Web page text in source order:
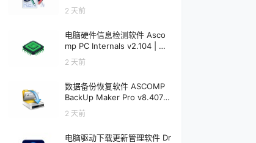
锤子 | R1845
2 天前
电脑硬件信息检测软件 Asco
mp PC Internals v2.104 | 软
件个锤子 | R4578
2 天前
数据备份恢复软件 ASCOMP
BackUp Maker Pro v8.407 |
软件个锤子 | R4577
2 天前
电脑驱动下载更新管理软件 Dr